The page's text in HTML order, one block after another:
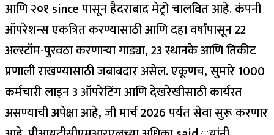
आणि २०१ since पासून हैदराबाद मेट्रो चालवित आहे. कंपनी
ऑपरेशन्स एकत्रित करण्यासाठी आणि दहा वर्षांपासून 22
अल्स्टॉम-पुरवठा करणार्‍या गाड्या, 23 स्थानके आणि तिकीट
प्रणाली राखण्यासाठी जबाबदार असेल. एकूणच, सुमारे 1000
कर्मचारी लाइन 3 ऑपरेटिंग आणि देखरेखीसाठी कार्यरत
असण्याची अपेक्षा आहे, जी मार्च 2026 पर्यंत सेवा सुरू करणार